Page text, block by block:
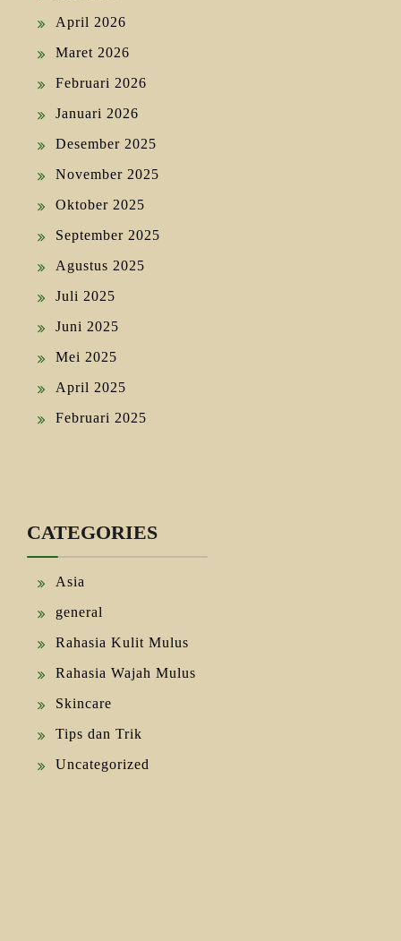
April 2026
Maret 2026
Februari 2026
Januari 2026
Desember 2025
November 2025
Oktober 2025
September 2025
Agustus 2025
Juli 2025
Juni 2025
Mei 2025
April 2025
Februari 2025
CATEGORIES
Asia
general
Rahasia Kulit Mulus
Rahasia Wajah Mulus
Skincare
Tips dan Trik
Uncategorized